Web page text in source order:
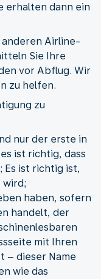
erhalten dann ein
anderen Airline-
Sie Ihre
vor Abflug. Wir
zu helfen.
zu
nur der erste in
ist richtig, dass
Es ist richtig ist,
wird;
haben, sofern
handelt, der
mit Ihren
– dieser Name
wie das